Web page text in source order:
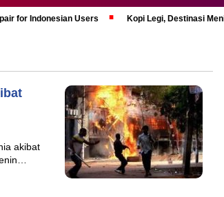
for Indonesian Users Kopi Legi, Destinasi
akibat